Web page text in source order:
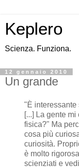
Keplero
Scienza. Funziona.
12 gennaio 2010
Un grande
"È interessante
[...] La gente
fisica?" Ma
cosa più
curiosità.
è molto
scienziati e